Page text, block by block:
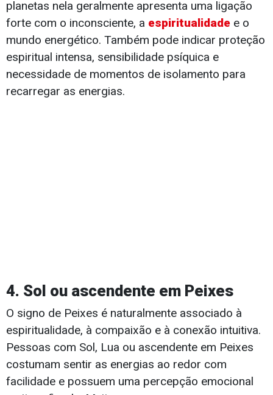
planetas nela geralmente apresenta uma ligação
forte com o inconsciente, a espiritualidade e o
mundo energético. Também pode indicar proteção
espiritual intensa, sensibilidade psíquica e
necessidade de momentos de isolamento para
recarregar as energias.
4. Sol ou ascendente em Peixes
O signo de Peixes é naturalmente associado à
espiritualidade, à compaixão e à conexão intuitiva.
Pessoas com Sol, Lua ou ascendente em Peixes
costumam sentir as energias ao redor com
facilidade e possuem uma percepção emocional